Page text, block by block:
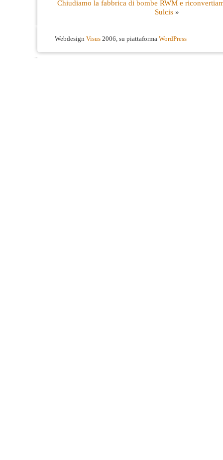
Chiudiamo la fabbrica di bombe RWM e
Sulcis»
Webdesign Visus 2006, su piattaforma WordPress